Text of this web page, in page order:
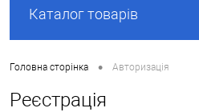
Каталог товарів
Головна сторінка • Авторизація
Реєстрація